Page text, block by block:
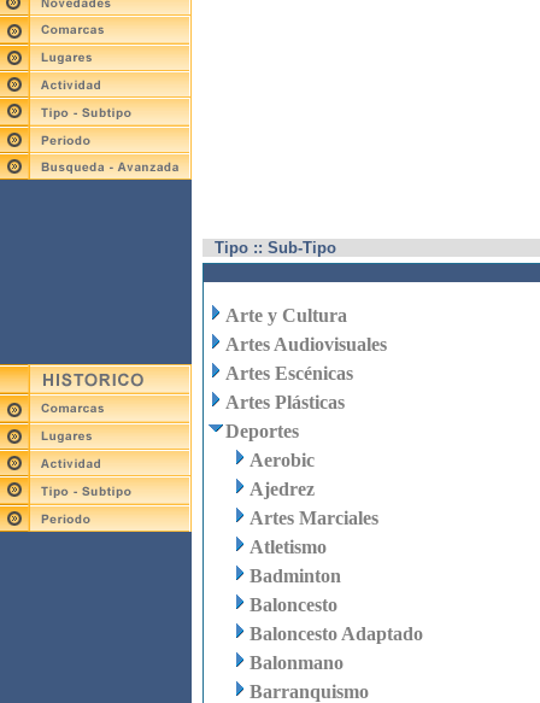
Tipo :: Sub-Tipo
Arte y Cultura
Artes Audiovisuales
Artes Escénicas
Artes Plásticas
Deportes
Aerobic
Ajedrez
Artes Marciales
Atletismo
Badminton
Baloncesto
Baloncesto Adaptado
Balonmano
Barranquismo